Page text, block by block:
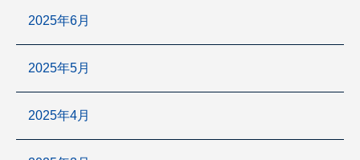
2025年6月
2025年5月
2025年4月